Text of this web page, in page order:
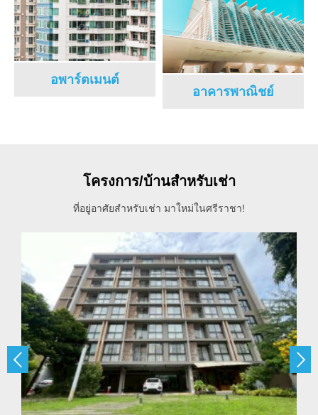
อพาร์ตเมนต์
อาคารพาณิชย์
โครงการ/บ้านสำหรับเช่า
ที่อยู่อาศัยสำหรับเช่า มาใหม่ในศรีราชา!
 